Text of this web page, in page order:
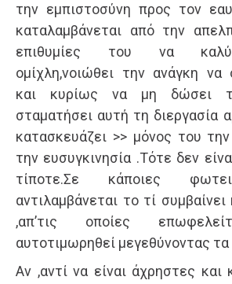
την εμπιστοσύνη προς τον
καταλαμβάνεται από την
επιθυμίες του να
ομίχλη,νοιώθει την ανάγκη να
και κυρίως να μη δώσει
σταματήσει αυτή τη διεργασία
κατασκευάζει >> μόνος του
την ευσυγκινησία .Τότε δεν
τίποτε.Σε κάποιες
αντιλαμβάνεται το τί
,απ’τις οποίες
αυτοτιμωρηθεί μεγεθύνοντας τα
Αν ,αντί να είναι άχρηστες και